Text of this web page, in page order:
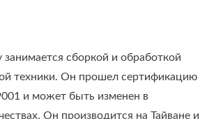
занимается сборкой и обработкой
техники. Он прошел сертификацию
и может быть изменен в
Он производится на Тайване и